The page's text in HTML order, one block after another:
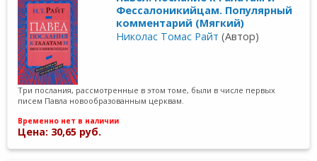
Фессалоникийцам. Популярный
комментарий (Мягкий)
Николас Томас Райт (Автор)
Три послания, рассмотренные в этом томе, были в числе первых
писем Павла новообразованным церквам.
Временно нет в наличии
Цена: 30,65 руб.